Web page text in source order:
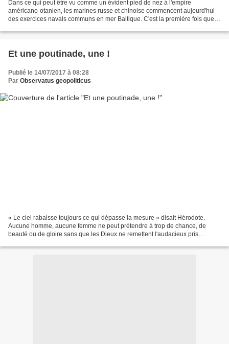
Dans ce qui peut être vu comme un évident pied de nez à l'empire
américano-otanien, les marines russe et chinoise commencent aujourd'hui
des exercices navals communs en mer Baltique. C'est la première fois que
Et une poutinade, une !
Publié le 14/07/2017 à 08:28
Par Observatus geopoliticus
« Le ciel rabaisse toujours ce qui dépasse la mesure » disait Hérodote.
Aucune homme, aucune femme ne peut prétendre à trop de chance, de
beauté ou de gloire sans que les Dieux ne remettent l'audacieux pris